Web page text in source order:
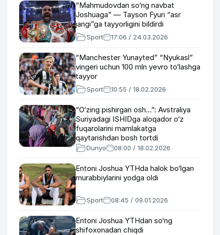
“Mahmudovdan so‘ng navbat
Joshuaga” — Tayson Fyuri “asr
jangi”ga tayyorligini bildirdi
Sport 17:06 / 24.03.2026
“Manchester Yunayted” “Nyukasl”
vingeri uchun 100 mln yevro to‘lashga
tayyor
Sport 10:55 / 18.02.2026
“O‘zing pishirgan osh...”: Avstraliya
Suriyadagi ISHIDga aloqador o‘z
fuqarolarini mamlakatga
qaytarishdan bosh tortdi
Dunyo 08:00 / 18.02.2026
Entoni Joshua YTHda halok bo‘lgan
murabbiylarini yodga oldi
Sport 08:45 / 09.01.2026
Entoni Joshua YTHdan so‘ng
shifoxonadan chiqdi